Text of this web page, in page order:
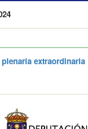
extraordinaria